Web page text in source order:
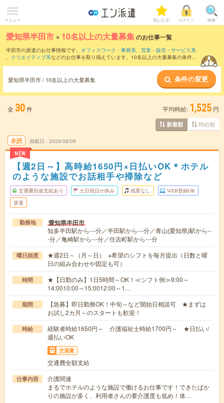
メニュー 気になる! ログイン 検索
愛知県半田市 × 10名以上の大量募集のお仕事一覧
半田市の派遣のお仕事情報です。 オフィスワーク・事務系、 営業・販売・サービス系
、 クリエイティブ系などのお仕事を取り揃えています。10名以上の大量募集の条件の
愛知県半田市 / 10名以上の大量募集 条件の変更
全 30件 平均時給: 1,525 円
新着順 時給順
未読
NEW
掲載日 2026/08/09
【週2日～】高時給1650円×日払いOK＊ホテル
のような施設でお話相手や掃除など
交通費別途支給あり 土日祝日が休み 残業なし WEB登録OK
派遣
勤務地 愛知県半田市
知多半田駅から---分／半田駅から---分／青山(愛知県)駅から--
-分／亀崎駅から---分／住吉町駅から---分
曜日頻度
★週2日～（月～日） ※希望のシフトを毎月提出（日数と曜
日の組み合わせや固定も可）
時間
★【日勤のみ】1日5時間～OK！≪シフト例≫9:00～
14:0010:00～15:0012:00～1…
期間
【急募】即日勤務OK！中旬～など開始日相談可 ★まずは
お試し2カ月～のスタートも歓迎！
時給
経験者時給1650円～ 介護福祉士時給1700円～ ★日払い/
週払いOK
交通費
交通費全額支給
仕事内容
介護関連
まるでホテルのような施設で働けるお仕事です！できたばか
りの施設が多く、利用者さんの要介護度も低め！体…